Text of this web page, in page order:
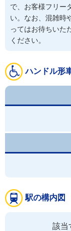
で、お客様フリー
い。なお、混雑時
ってはお待ちいた
ください。
ハンドル形
駅の構内図
該当